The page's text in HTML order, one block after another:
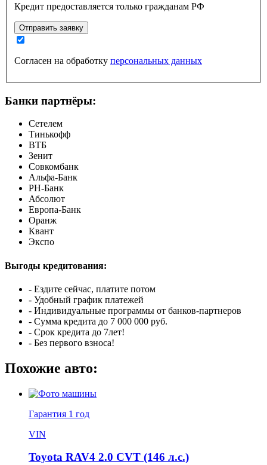
Кредит предоставляется только гражданам РФ
Отправить заявку
Согласен на обработку персональных данных
Банки партнёры:
Сетелем
Тинькофф
ВТБ
Зенит
Совкомбанк
Альфа-Банк
РН-Банк
Абсолют
Европа-Банк
Оранж
Квант
Экспо
Выгоды кредитования:
- Ездите сейчас, платите потом
- Удобный график платежей
- Индивидуальные программы от банков-партнеров
- Сумма кредита до 7 000 000 руб.
- Срок кредита до 7лет!
- Без первого взноса!
Похожие авто:
Гарантия 1 год
VIN
Toyota RAV4 2.0 CVT (146 л.с.)